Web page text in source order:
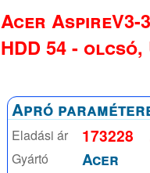
Acer AspireV3-
HDD 54 -
Apró
Eladási ár 173228
Gyártó Acer